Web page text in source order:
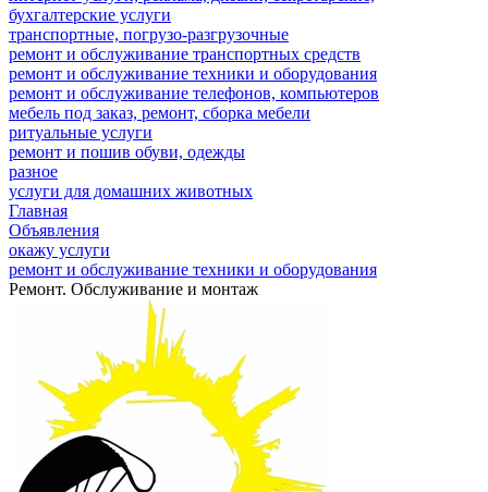
бухгалтерские услуги
транспортные, погрузо-разгрузочные
ремонт и обслуживание транспортных средств
ремонт и обслуживание техники и оборудования
ремонт и обслуживание телефонов, компьютеров
мебель под заказ, ремонт, сборка мебели
ритуальные услуги
ремонт и пошив обуви, одежды
разное
услуги для домашних животных
Главная
Объявления
окажу услуги
ремонт и обслуживание техники и оборудования
Ремонт. Обслуживание и монтаж